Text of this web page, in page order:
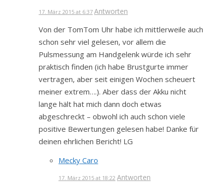
17. März 2015 at 6:37 Antworten
Von der TomTom Uhr habe ich mittlerweile auch
schon sehr viel gelesen, vor allem die
Pulsmessung am Handgelenk würde ich sehr
praktisch finden (ich habe Brustgurte immer
vertragen, aber seit einigen Wochen scheuert
meiner extrem….). Aber dass der Akku nicht
lange hält hat mich dann doch etwas
abgeschreckt – obwohl ich auch schon viele
positive Bewertungen gelesen habe! Danke für
deinen ehrlichen Bericht! LG
Mecky Caro
17. März 2015 at 18:22 Antworten